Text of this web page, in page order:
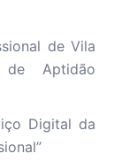
de Vila
de Aptidão
Digital da